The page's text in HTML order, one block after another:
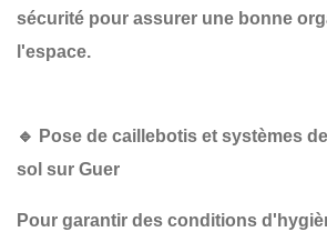
sécurité pour assurer une bonne
l'espace.
🔹 Pose de caillebotis et systèmes
sol sur Guer
Pour garantir des conditions